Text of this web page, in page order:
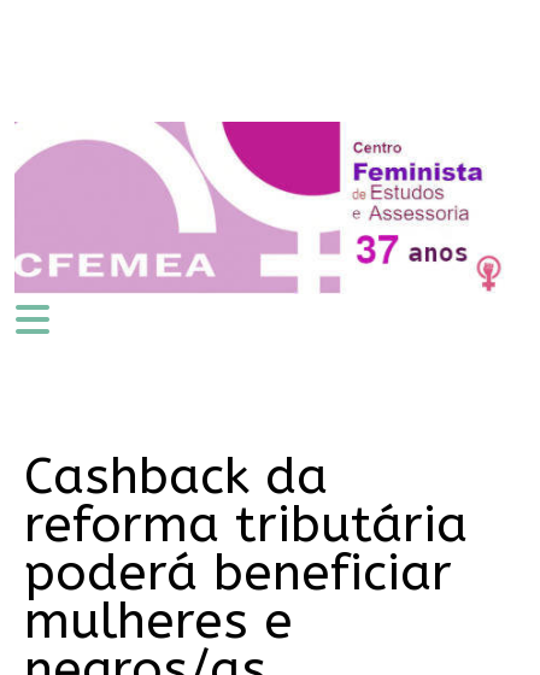
Cashback da
reforma tributária
poderá beneficiar
mulheres e